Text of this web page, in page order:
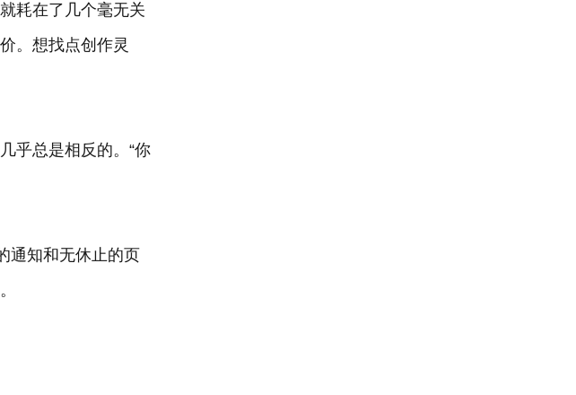
耗在了几个毫无关
。想找点创作灵
乎总是相反的。“你
通知和无休止的页